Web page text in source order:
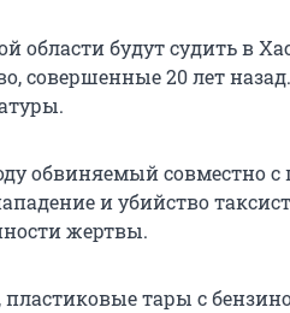
области будут судить в
совершенные 20 лет
обвиняемый совместно
и убийство
жертвы.
тары с